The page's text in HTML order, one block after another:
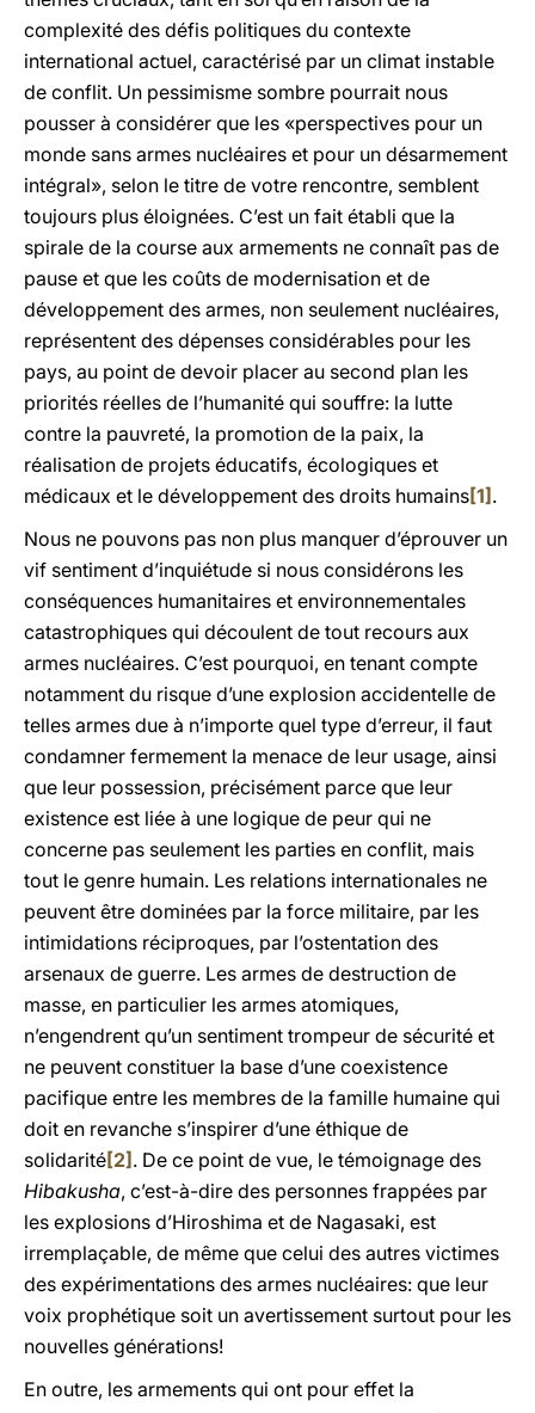
complexité des défis politiques du contexte
international actuel, caractérisé par un climat instable
de conflit. Un pessimisme sombre pourrait nous
pousser à considérer que les «perspectives pour un
monde sans armes nucléaires et pour un désarmement
intégral», selon le titre de votre rencontre, semblent
toujours plus éloignées. C’est un fait établi que la
spirale de la course aux armements ne connaît pas de
pause et que les coûts de modernisation et de
développement des armes, non seulement nucléaires,
représentent des dépenses considérables pour les
pays, au point de devoir placer au second plan les
priorités réelles de l’humanité qui souffre: la lutte
contre la pauvreté, la promotion de la paix, la
réalisation de projets éducatifs, écologiques et
médicaux et le développement des droits humains[1] .
Nous ne pouvons pas non plus manquer d’éprouver un
vif sentiment d’inquiétude si nous considérons les
conséquences humanitaires et environnementales
catastrophiques qui découlent de tout recours aux
armes nucléaires. C’est pourquoi, en tenant compte
notamment du risque d’une explosion accidentelle de
telles armes due à n’importe quel type d’erreur, il faut
condamner fermement la menace de leur usage, ainsi
que leur possession, précisément parce que leur
existence est liée à une logique de peur qui ne
concerne pas seulement les parties en conflit, mais
tout le genre humain. Les relations internationales ne
peuvent être dominées par la force militaire, par les
intimidations réciproques, par l’ostentation des
arsenaux de guerre. Les armes de destruction de
masse, en particulier les armes atomiques,
n’engendrent qu’un sentiment trompeur de sécurité et
ne peuvent constituer la base d’une coexistence
pacifique entre les membres de la famille humaine qui
doit en revanche s’inspirer d’une éthique de
solidarité[2] . De ce point de vue, le témoignage des
Hibakusha, c’est-à-dire des personnes frappées par
les explosions d’Hiroshima et de Nagasaki, est
irremplaçable, de même que celui des autres victimes
des expérimentations des armes nucléaires: que leur
voix prophétique soit un avertissement surtout pour les
nouvelles générations!
En outre, les armements qui ont pour effet la